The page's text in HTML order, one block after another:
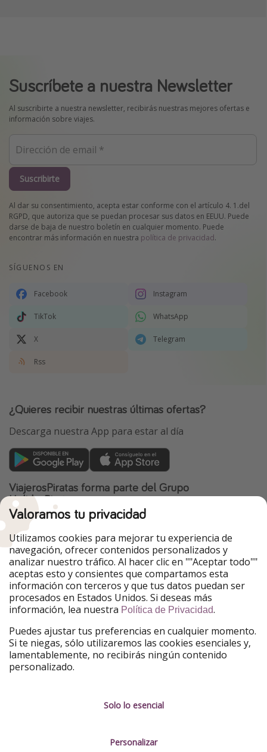
Suscríbete a nuestra Newsletter
Al suscribirte a nuestra newsletter, recibirás nuestras mejores ofertas e
información sobre viajes.
Suscribirte
Al dar su consentimiento, acepta estar conforme con el artículo 4. 1.del
RGPD, que autoriza que se puedan procesar sus datos en EEUU. Puede
darse de baja de nuestro boletín en cualquier momento. Puede
encontrar más información en nuestra política de privacidad.
SÍGUENOS EN
Facebook Instagram
TikTok WhatsApp
X Telegram
Rss
¿Quieres recibir nuestras últimas ofertas?
Descarga nuestra App para estar al día
ViajerosPiratas forma parte del Grupo
HolidayPirates
Nuestros mercados
PiratinViaggio
HolidayPirates
VakantiePiraten
WakacyjniPiraci
VoyagesPirates
Ferienpiraten
Urlaubspiraten
Urlaubspiraten
TravelPirates
Nuestro grupo
HolidayPirates Group
Conócenos mejor
Sobre ViajerosPiratas
Información legal
Gestionar servicios
Valoramos tu privacidad
Utilizamos cookies para mejorar tu experiencia de
navegación, ofrecer contenidos personalizados y
analizar nuestro tráfico. Al hacer clic en ""Aceptar todo""
aceptas esto y consientes que compartamos esta
información con terceros y que tus datos puedan ser
procesados en Estados Unidos. Si deseas más
información, lea nuestra Política de Privacidad.
Puedes ajustar tus preferencias en cualquier momento.
Si te niegas, sólo utilizaremos las cookies esenciales y,
lamentablemente, no recibirás ningún contenido
personalizado.
Solo lo esencial
Personalizar